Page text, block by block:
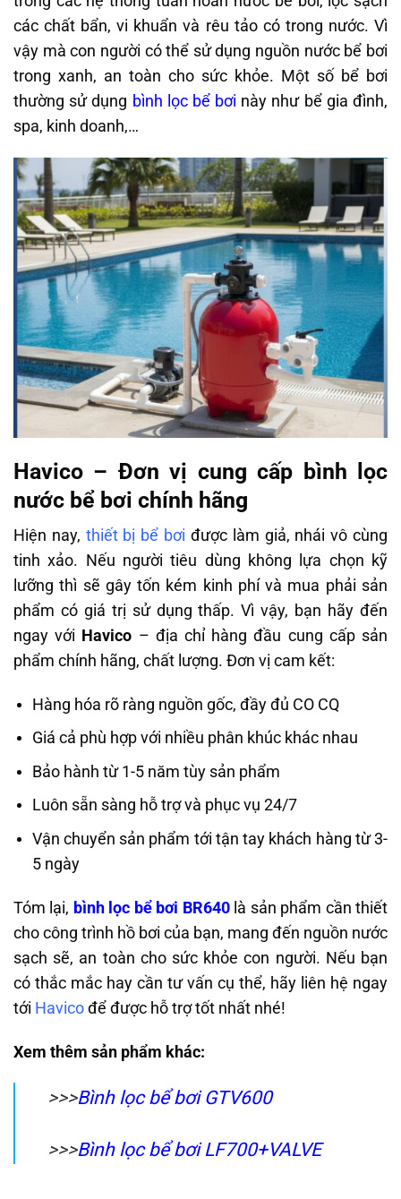
các chất bẩn, vi khuẩn và rêu tảo có trong nước. Vì
vậy mà con người có thể sử dụng nguồn nước bể bơi
trong xanh, an toàn cho sức khỏe. Một số bể bơi
thường sử dụng bình lọc bể bơi này như bể gia đình,
spa, kinh doanh,…
Havico – Đơn vị cung cấp bình lọc
nước bể bơi chính hãng
Hiện nay, thiết bị bể bơi được làm giả, nhái vô cùng
tinh xảo. Nếu người tiêu dùng không lựa chọn kỹ
lưỡng thì sẽ gây tốn kém kinh phí và mua phải sản
phẩm có giá trị sử dụng thấp. Vì vậy, bạn hãy đến
ngay với Havico – địa chỉ hàng đầu cung cấp sản
phẩm chính hãng, chất lượng. Đơn vị cam kết:
Hàng hóa rõ ràng nguồn gốc, đầy đủ CO CQ
Giá cả phù hợp với nhiều phân khúc khác nhau
Bảo hành từ 1-5 năm tùy sản phẩm
Luôn sẵn sàng hỗ trợ và phục vụ 24/7
Vận chuyển sản phẩm tới tận tay khách hàng từ 3-
5 ngày
Tóm lại, bình lọc bể bơi BR640là sản phẩm cần thiết
cho công trình hồ bơi của bạn, mang đến nguồn nước
sạch sẽ, an toàn cho sức khỏe con người. Nếu bạn
có thắc mắc hay cần tư vấn cụ thể, hãy liên hệ ngay
tới Havico để được hỗ trợ tốt nhất nhé!
Xem thêm sản phẩm khác:
>>>Bình lọc bể bơi GTV600
>>>Bình lọc bể bơi LF700+VALVE